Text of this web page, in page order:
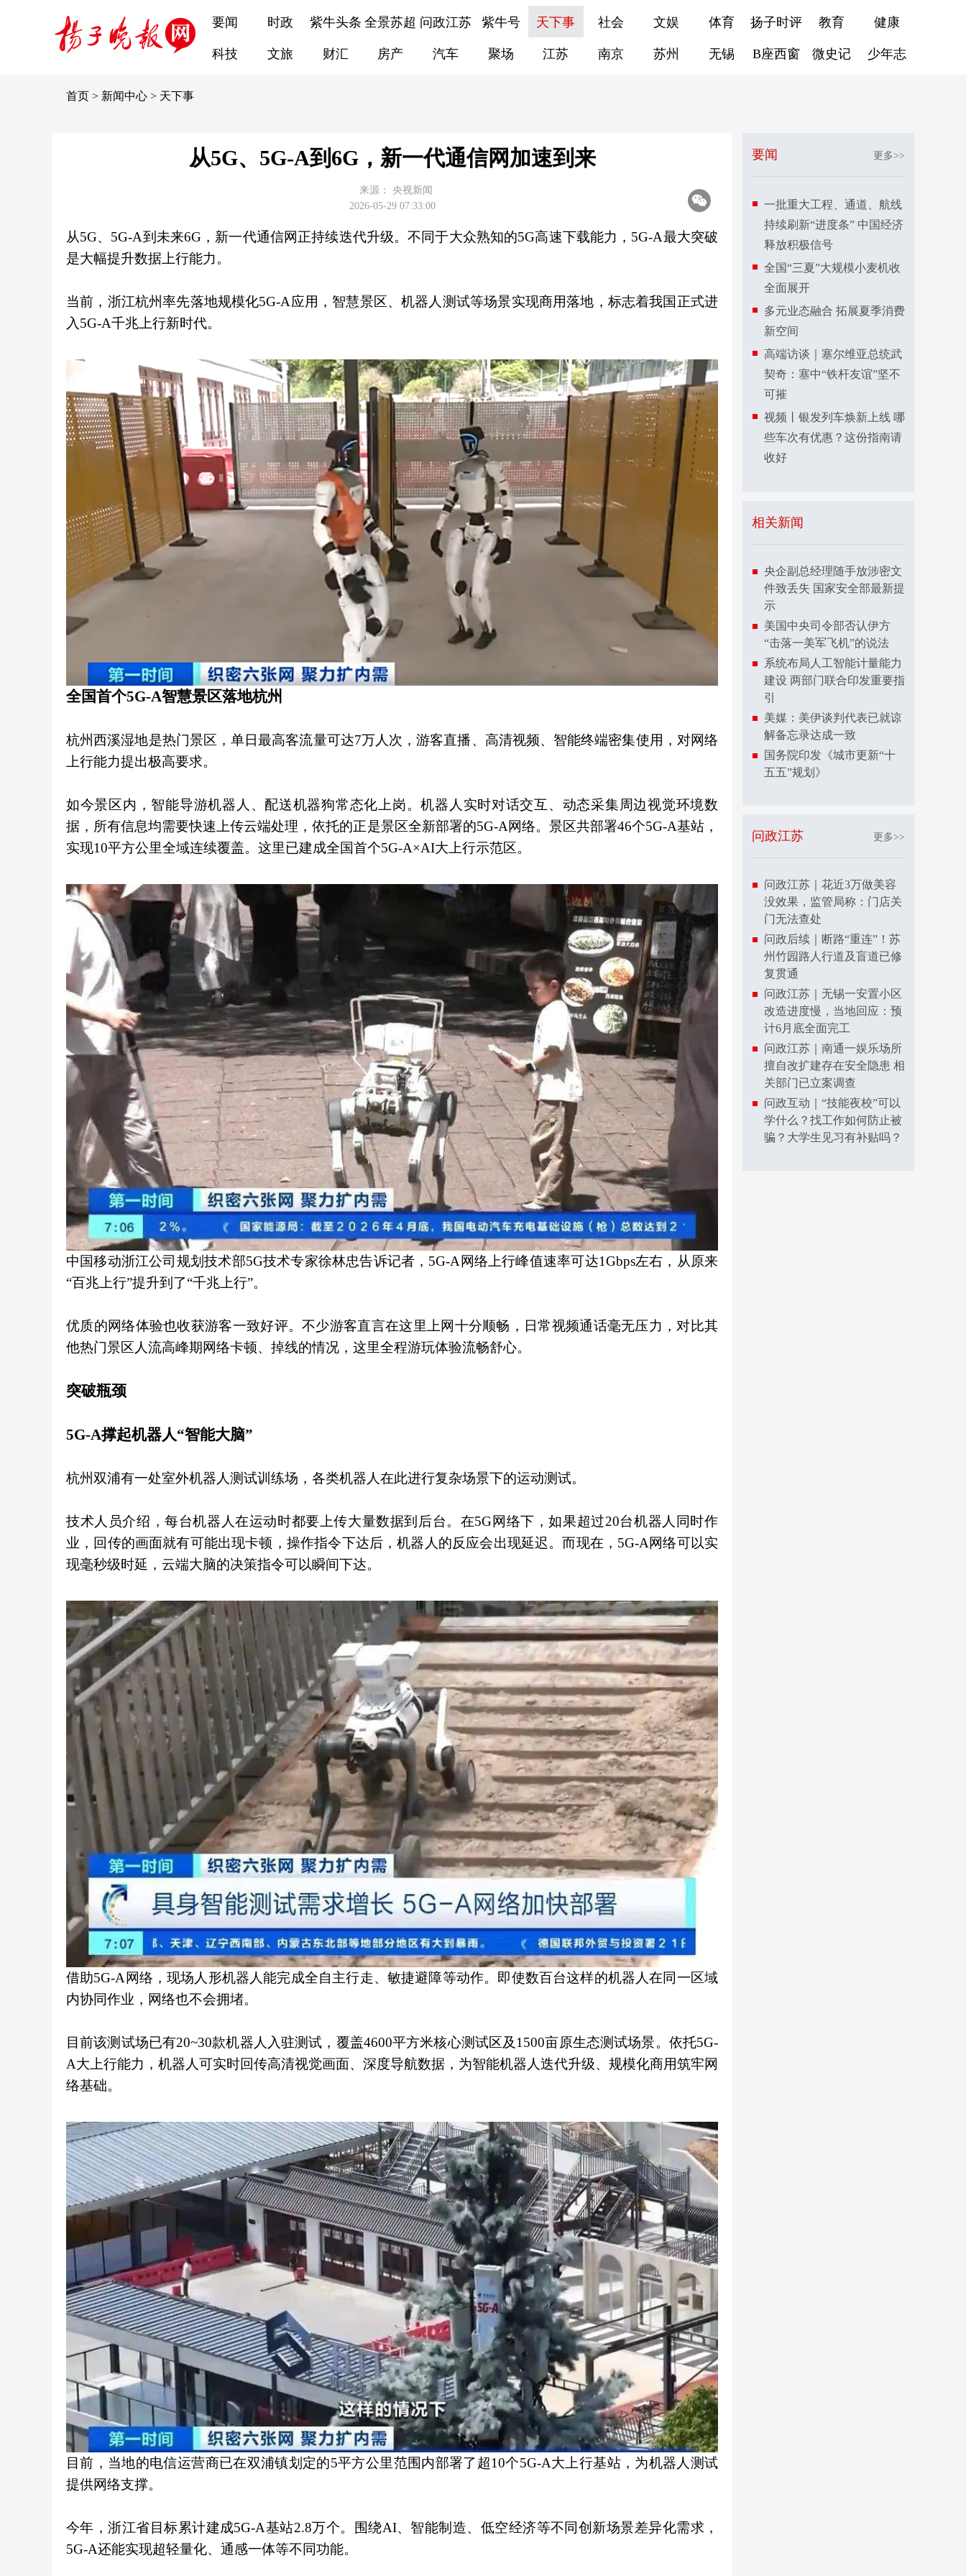
要闻 时政 紫牛头条 全景苏超 问政江苏 紫牛号 天下事 社会 文娱 体育 扬子时评 教育 健康
科技 文旅 财汇 房产 汽车 聚场 江苏 南京 苏州 无锡 B座西窗 微史记 少年志
首页 > 新闻中心 > 天下事
从5G、5G-A到6G，新一代通信网加速到来
来源：
央视新闻
2026-05-29 07:33:00
从5G、5G-A到未来6G，新一代通信网正持续迭代升级。不同于大众熟知的5G高速下载能力，5G-A最大突破
是大幅提升数据上行能力。
当前，浙江杭州率先落地规模化5G-A应用，智慧景区、机器人测试等场景实现商用落地，标志着我国正式进
入5G-A千兆上行新时代。
全国首个5G-A智慧景区落地杭州
杭州西溪湿地是热门景区，单日最高客流量可达7万人次，游客直播、高清视频、智能终端密集使用，对网络
上行能力提出极高要求。
如今景区内，智能导游机器人、配送机器狗常态化上岗。机器人实时对话交互、动态采集周边视觉环境数
据，所有信息均需要快速上传云端处理，依托的正是景区全新部署的5G-A网络。景区共部署46个5G-A基站，
实现10平方公里全域连续覆盖。这里已建成全国首个5G-A×AI大上行示范区。
中国移动浙江公司规划技术部5G技术专家徐林忠告诉记者，5G-A网络上行峰值速率可达1Gbps左右，从原来
“百兆上行”提升到了“千兆上行”。
优质的网络体验也收获游客一致好评。不少游客直言在这里上网十分顺畅，日常视频通话毫无压力，对比其
他热门景区人流高峰期网络卡顿、掉线的情况，这里全程游玩体验流畅舒心。
突破瓶颈
5G-A撑起机器人“智能大脑”
杭州双浦有一处室外机器人测试训练场，各类机器人在此进行复杂场景下的运动测试。
技术人员介绍，每台机器人在运动时都要上传大量数据到后台。在5G网络下，如果超过20台机器人同时作
业，回传的画面就有可能出现卡顿，操作指令下达后，机器人的反应会出现延迟。而现在，5G-A网络可以实
现毫秒级时延，云端大脑的决策指令可以瞬间下达。
借助5G-A网络，现场人形机器人能完成全自主行走、敏捷避障等动作。即使数百台这样的机器人在同一区域
内协同作业，网络也不会拥堵。
目前该测试场已有20~30款机器人入驻测试，覆盖4600平方米核心测试区及1500亩原生态测试场景。依托5G-
A大上行能力，机器人可实时回传高清视觉画面、深度导航数据，为智能机器人迭代升级、规模化商用筑牢网
络基础。
目前，当地的电信运营商已在双浦镇划定的5平方公里范围内部署了超10个5G-A大上行基站，为机器人测试
提供网络支撑。
今年，浙江省目标累计建成5G-A基站2.8万个。围绕AI、智能制造、低空经济等不同创新场景差异化需求，
5G-A还能实现超轻量化、通感一体等不同功能。
要闻 更多>>
一批重大工程、通道、航线
持续刷新“进度条” 中国经济
释放积极信号
全国“三夏”大规模小麦机收
全面展开
多元业态融合 拓展夏季消费
新空间
高端访谈｜塞尔维亚总统武
契奇：塞中“铁杆友谊”坚不
可摧
视频丨银发列车焕新上线 哪
些车次有优惠？这份指南请
收好
相关新闻
央企副总经理随手放涉密文
件致丢失 国家安全部最新提
示
美国中央司令部否认伊方
“击落一美军飞机”的说法
系统布局人工智能计量能力
建设 两部门联合印发重要指
引
美媒：美伊谈判代表已就谅
解备忘录达成一致
​国务院印发《城市更新“十
五五”规划》
问政江苏 更多>>
问政江苏｜花近3万做美容
没效果，监管局称：门店关
门无法查处
问政后续｜断路“重连”！苏
州竹园路人行道及盲道已修
复贯通
问政江苏｜无锡一安置小区
改造进度慢，当地回应：预
计6月底全面完工
问政江苏｜南通一娱乐场所
擅自改扩建存在安全隐患 相
关部门已立案调查
问政互动｜“技能夜校”可以
学什么？找工作如何防止被
骗？大学生见习有补贴吗？